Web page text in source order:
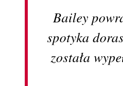
Bailey
spotyka
została